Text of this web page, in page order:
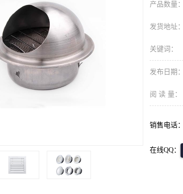
产品数量：
发货地址：
关键词：
发布日期：
阅 读 量：
销售电话：
在线QQ：